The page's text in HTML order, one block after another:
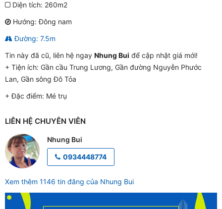
Diện tích: 260m2
Hướng: Đông nam
Đường: 7.5m
Tin này đã cũ, liên hệ ngay Nhung Bui để cập nhật giá mới!
+ Tiện ích: Gần cầu Trung Lương, Gần đường Nguyễn Phước
Lan, Gần sông Đô Tỏa
+ Đặc điểm: Mé trụ
LIÊN HỆ CHUYÊN VIÊN
Nhung Bui
0934448774
Xem thêm 1146 tin đăng của Nhung Bui